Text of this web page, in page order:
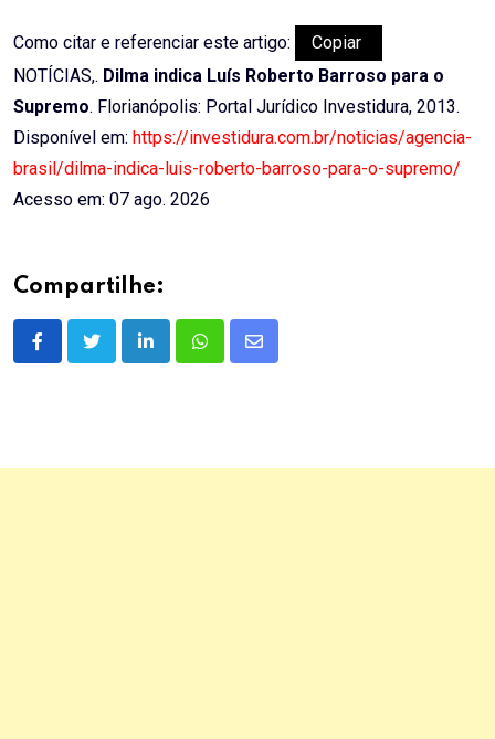
Como citar e referenciar este artigo:
Copiar
NOTÍCIAS,. Dilma indica Luís Roberto Barroso para o
Supremo. Florianópolis: Portal Jurídico Investidura, 2013.
Disponível em: https://investidura.com.br/noticias/agencia-
brasil/dilma-indica-luis-roberto-barroso-para-o-supremo/
Acesso em: 07 ago. 2026
Compartilhe:
LinkedInWhatsappShare